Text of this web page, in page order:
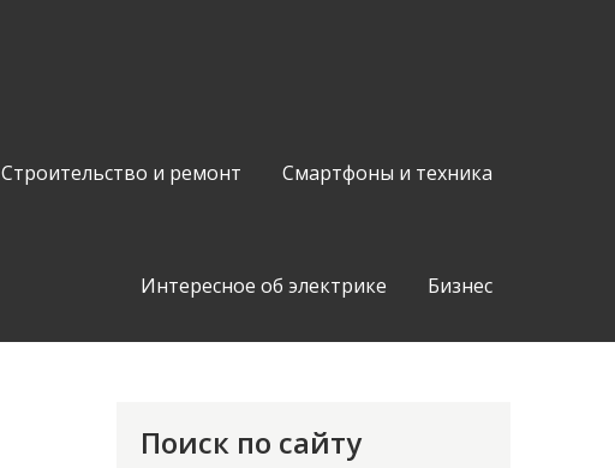
Строительство и ремонт Смартфоны и техника
Интересное об электрике Бизнес
Поиск по сайту